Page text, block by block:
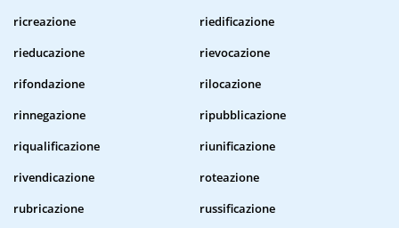
ricreazione
riedificazione
rieducazione
rievocazione
rifondazione
rilocazione
rinnegazione
ripubblicazione
riqualificazione
riunificazione
rivendicazione
roteazione
rubricazione
russificazione